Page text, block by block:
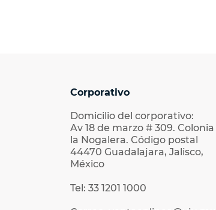
Corporativo
Domicilio del corporativo:
Av 18 de marzo # 309. Colonia
la Nogalera. Código postal
44470 Guadalajara, Jalisco,
México
Tel: 33 1201 1000